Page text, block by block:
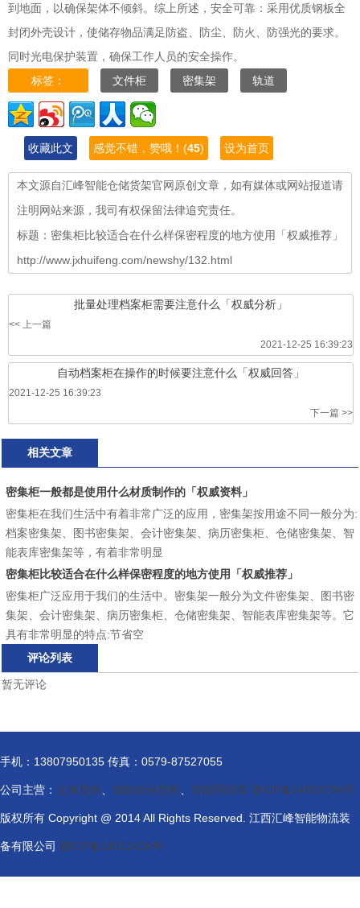
到地面，以确保架体不倾斜。综上所述，安全可靠：采用优质钢板全
封闭外壳设计，使储存物品满足防盗、防尘、防火、防强光的要求。
同时光电保护装置，确保工作人员的安全操作。
标签：
文件柜 密集架 轨道
收藏此文 感觉不错，赞哦！(45) 设为首页
本文源自汇峰智能仓储货架官网原创文章，如有媒体或网站报道请
注明网站来源，我司有权保留法律追究责任。
标题：密集柜比较适合在什么样保密程度的地方使用「权威推荐」
http://www.jxhuifeng.com/newshy/132.html
批量处理档案柜需要注意什么「权威分析」
<< 上一篇
2021-12-25 16:39:23
自动档案柜在操作的时候要注意什么「权威回答」
2021-12-25 16:39:23
下一篇 >>
相关文章
密集柜一般都是使用什么材质制作的「权威资料」
密集柜在我们生活中有着非常广泛的应用，密集架按用途不同一般分为:
档案密集架、图书密集架、会计密集架、病历密集柜、仓储密集架、智
能表库密集架等，有着非常明显
密集柜比较适合在什么样保密程度的地方使用「权威推荐」
密集柜广泛应用于我们的生活中。密集架一般分为文件密集架、图书密
集架、会计密集架、病历密集柜、仓储密集架、智能表库密集架等。它
具有非常明显的特点:节省空
评论列表
暂无评论
手机：13807950135 传真：0579-87527055
公司主营： 立体货柜 智能自动货柜 智能回转库 浙ICP备14003794号
版权所有 Copyright @ 2014 All Rights Reserved. 江西汇峰智能物流装
备有限公司 赣ICP备19011434号